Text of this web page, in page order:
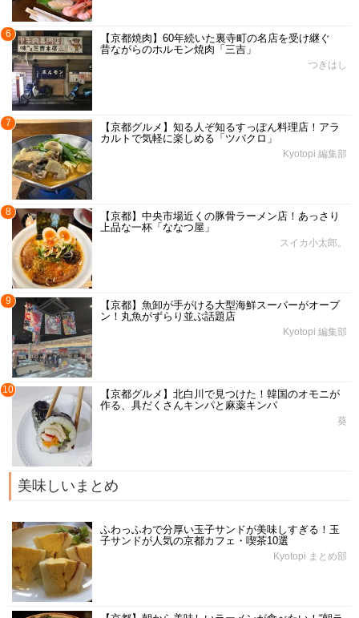
6
【京都焼肉】60年続いた裏寺町の名店を受け継ぐ
昔ながらのホルモン焼肉「三吉」
つきはし
7
【京都グルメ】知る人ぞ知るすっぽん料理店！アラ
カルトで気軽に楽しめる「ツバクロ」
Kyotopi 編集部
8
【京都】中央市場近くの豚骨ラーメン店！あっさり
上品な一杯「ななつ屋」
スイカ小太郎。
9
【京都】魚卸が手がける大型海鮮スーパーがオープ
ン！丸魚がずらり並ぶ話題店
Kyotopi 編集部
10
【京都グルメ】北白川で見つけた！韓国のオモニが
作る、具だくさんキンパと麻薬キンパ
葵
美味しいまとめ
ふわっふわで分厚い玉子サンドが美味しすぎる！玉
子サンドが人気の京都カフェ・喫茶10選
Kyotopi まとめ部